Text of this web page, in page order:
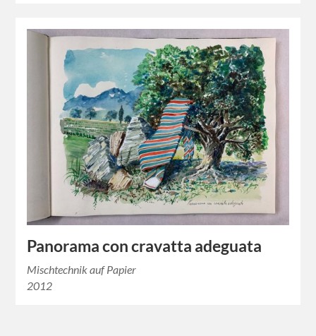
Panorama con cravatta adeguata
Mischtechnik auf Papier
2012